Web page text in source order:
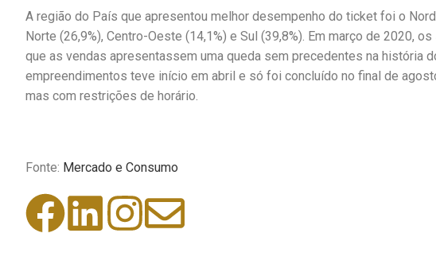
A região do País que apresentou melhor desempenho do ticket foi o
Norte (26,9%), Centro-Oeste (14,1%) e Sul (39,8%). Em março de 2020,
que as vendas apresentassem uma queda sem precedentes na história
empreendimentos teve início em abril e só foi concluído no final de
mas com restrições de horário.
Fonte: Mercado e Consumo